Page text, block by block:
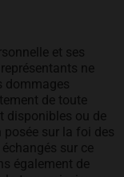
et ses
ne
dommages
de toute
disponibles ou de
sur la foi des
sur ce
également de